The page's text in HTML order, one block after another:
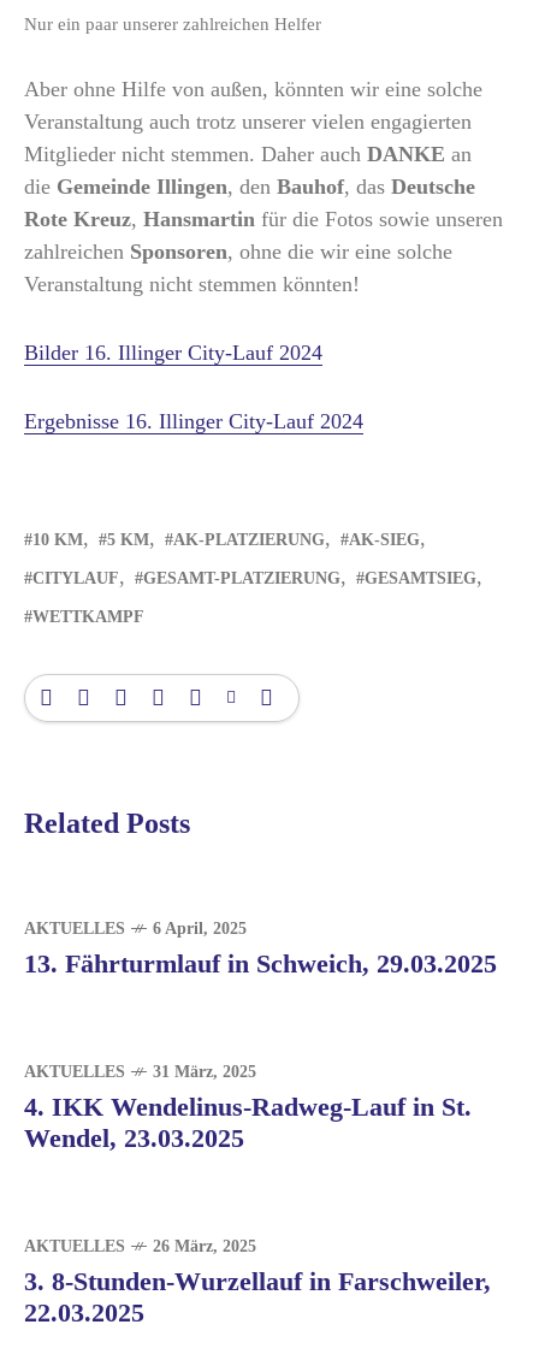
Nur ein paar unserer zahlreichen Helfer
Aber ohne Hilfe von außen, könnten wir eine solche
Veranstaltung auch trotz unserer vielen engagierten
Mitglieder nicht stemmen. Daher auch DANKE an
die Gemeinde Illingen, den Bauhof, das Deutsche
Rote Kreuz, Hansmartin für die Fotos sowie unseren
zahlreichen Sponsoren, ohne die wir eine solche
Veranstaltung nicht stemmen könnten!
Bilder 16. Illinger City-Lauf 2024
Ergebnisse 16. Illinger City-Lauf 2024
10 KM 5 KM AK-PLATZIERUNG AK-SIEG
CITYLAUF GESAMT-PLATZIERUNG GESAMTSIEG
WETTKAMPF
Related Posts
AKTUELLES 6 April, 2025
13. Fährturmlauf in Schweich, 29.03.2025
AKTUELLES 31 März, 2025
4. IKK Wendelinus-Radweg-Lauf in St.
Wendel, 23.03.2025
AKTUELLES 26 März, 2025
3. 8-Stunden-Wurzellauf in Farschweiler,
22.03.2025